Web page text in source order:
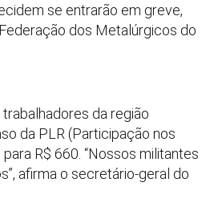
se entrarão em greve,
dos Metalúrgicos do
da região
da PLR (Participação nos
R$ 660. “Nossos militantes
afirma o secretário-geral do